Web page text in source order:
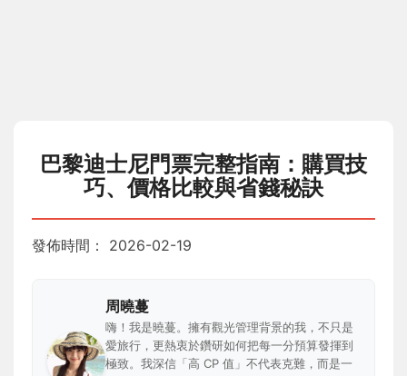
巴黎迪士尼門票完整指南：購買技
巧、價格比較與省錢秘訣
發佈時間： 2026-02-19
周曉蔓
嗨！我是曉蔓。擁有觀光管理背景的我，不只是
愛旅行，更熱衷於鑽研如何把每一分預算發揮到
極致。我深信「高 CP 值」不代表克難，而是一